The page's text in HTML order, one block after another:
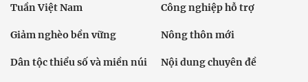
Tuần Việt Nam Công nghiệp hỗ trợ
Giảm nghèo bền vững Nông thôn mới
Dân tộc thiểu số và miền núi Nội dung chuyên đề